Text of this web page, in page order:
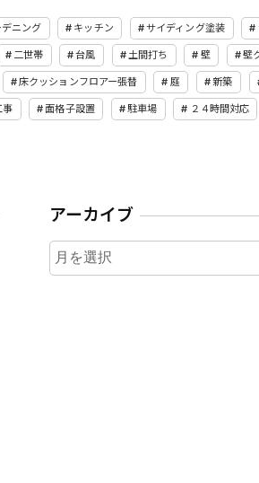
ニング キッチン サイディング塗装
二世帯 台風 土間打ち 壁 壁
床クッションフロアー張替 庭 新築
事 面格子設置 駐車場 ２４時間対応
アーカイブ
ア
ー